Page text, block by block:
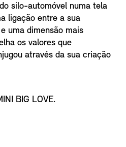
silo-automóvel numa tela
ligação entre a sua
uma dimensão mais
os valores que
através da sua criação
BIG LOVE.